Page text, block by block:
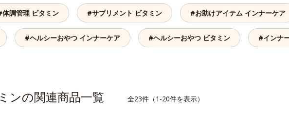
体調管理 ビタミン #サプリメント ビタミン #お助けアイテム インナーケア
#ヘルシーおやつ インナーケア #ヘルシーおやつ ビタミン #インナ
ンの関連商品一覧 全23件（1-20件を表示）